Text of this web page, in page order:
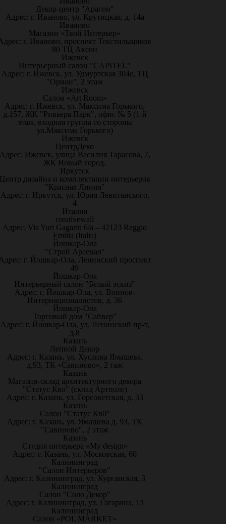
Декор-центр "Арагон"
Адрес: г. Иваново, ул. Крутицкая, д. 14а
Иваново
Магазин «Твой Интерьер»
г. Иваново, проспект Текстильщиков
80 ТЦ Аксон
Ижевск
Интерьерный салон "CAPITEL"
Адрес: г. Ижевск, ул. Удмуртская 304е, ТЦ
"Орион", 2 этаж
Ижевск
Салон «Art Room»
Адрес: г. Ижевск, ул. Максима Горького,
д.157, ЖК "Ривьера Парк", офис № 5 (1-й
этаж, входная группа со стороны
ул.Максима Горького)
Ижевск
ЦентрДеко
Ижевск, улица Василия Тарасова, 7,
ЖК Новый город.
Иркутск
дизайна и комплектации интерьеров
"Красная Линия"
Адрес: г. Иркутск, ул. Юрия Левитанского,
4
Италия
creativewall
Адрес: Via Yuri Gagarin 6/a – 42123 Reggio
Emilia (Italia)
Йошкар-Ола
"Строй Арсенал"
г. Йошкар-Ола, Ленинский проспект
49
Йошкар-Ола
Интерьерный салон "Белый эскиз"
Адрес: г. Йошкар-Ола, ул. Воинов-
Интернационалистов, д. 36
Йошкар-Ола
Торговый дом "Сайвер"
Адрес: г. Йошкар-Ола, ул. Ленинский пр-т,
д.8
Казань
Лепной Декор
Адрес: г. Казань, ул. Хусаина Ямашева,
д.93, ТК «Савиново», 2 таж
Казань
Магазин-склад архитектурного декора
"Статус Кво" (склад Артполе)
Адрес: г. Казань, ул. Горсоветская, д. 33
Казань
Салон "Статус Кв0"
Адрес: г. Казань, ул. Ямашева д. 93, ТК
"Савиново", 2 этаж
Казань
Студия интерьера «My design»
Адрес: г. Казань, ул. Московская, 60
Калининград
"Салон Интерьеров"
Адрес: г. Калининград, ул. Курганская, 3
Калининград
Салон "Соло Декор"
Адрес: г. Калининград, ул. Гагарина, 13
Калининград
Салон «POL MARKET»